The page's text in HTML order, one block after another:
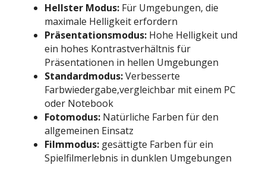
Hellster Modus: Für Umgebungen, die
maximale Helligkeit erfordern
Präsentationsmodus: Hohe Helligkeit und
ein hohes Kontrastverhältnis für
Präsentationen in hellen Umgebungen
Standardmodus:Verbesserte
Farbwiedergabe,vergleichbar mit einem PC
oder Notebook
Fotomodus: Natürliche Farben für den
allgemeinen Einsatz
Filmmodus: gesättigte Farben für ein
Spielfilmerlebnis in dunklen Umgebungen